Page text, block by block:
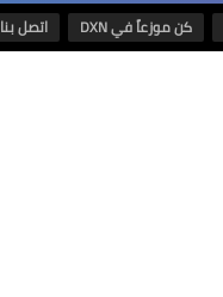
كن موزعاً في DXN اتصل بنا